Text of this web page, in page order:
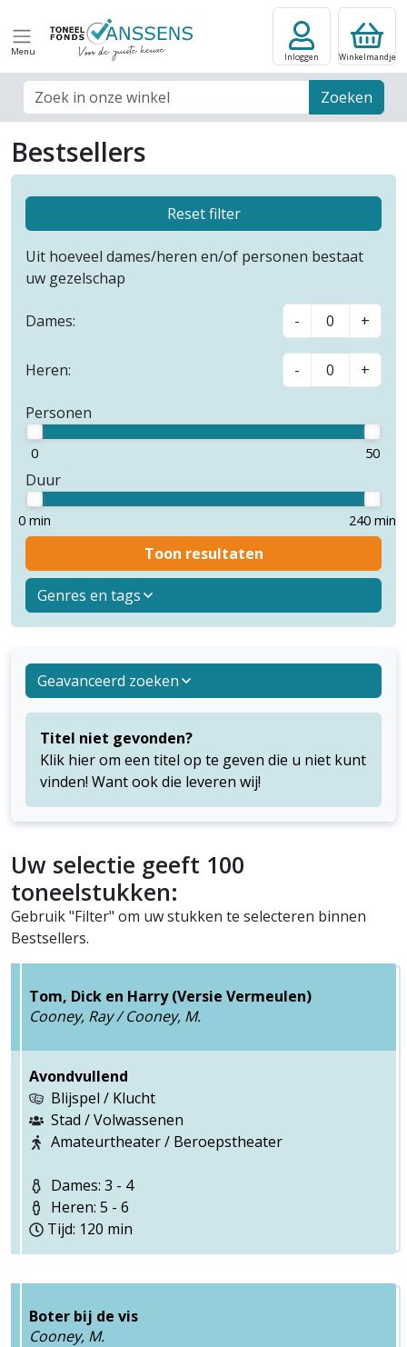
Menu
Zoek veld Zoeken
Inloggen Winkelmandje
Bestsellers
Reset filter
Uit hoeveel dames/heren en/of personen bestaat
uw gezelschap
Dames: - +
Heren: - +
Personen
0 50
Duur
0 min 240 min
Toon resultaten
Genres en tags
Geavanceerd zoeken
Titel niet gevonden?
Klik hier om een titel op te geven die u niet kunt
vinden! Want ook die leveren wij!
Uw selectie geeft 100
toneelstukken:
Gebruik "Filter" om uw stukken te selecteren binnen
Bestsellers.
Tom, Dick en Harry (Versie Vermeulen)
Cooney, Ray / Cooney, M.
Avondvullend
Blijspel / Klucht
Stad / Volwassenen
Amateurtheater / Beroepstheater
Dames: 3 - 4
Heren: 5 - 6
Tijd: 120 min
Boter bij de vis
Cooney, M.